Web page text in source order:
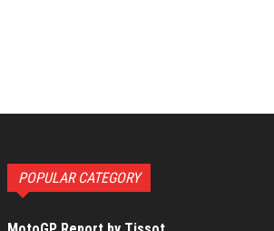
POPULAR CATEGORY